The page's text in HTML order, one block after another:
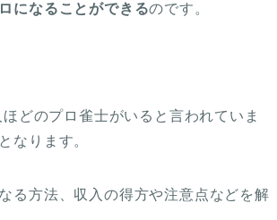
になることができるのです。
どのプロ雀士がいると言われていま
なります。
る方法、収入の得方や注意点などを解